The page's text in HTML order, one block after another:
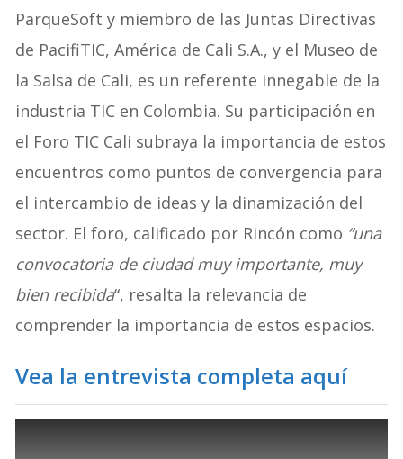
ParqueSoft y miembro de las Juntas Directivas
de PacifiTIC, América de Cali S.A., y el Museo de
la Salsa de Cali, es un referente innegable de la
industria TIC en Colombia. Su participación en
el Foro TIC Cali subraya la importancia de estos
encuentros como puntos de convergencia para
el intercambio de ideas y la dinamización del
sector. El foro, calificado por Rincón como “una
convocatoria de ciudad muy importante, muy
bien recibida“, resalta la relevancia de
comprender la importancia de estos espacios.
Vea la entrevista completa aquí